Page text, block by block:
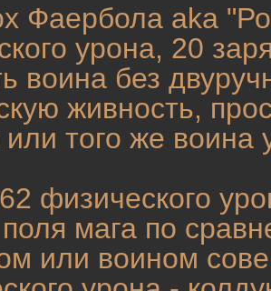
Фаербола aka
урона, 20
воина без
живность,
того же воина
физического
мага по
или воином